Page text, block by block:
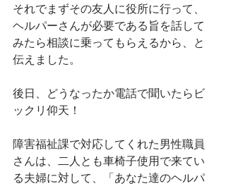
それでまずその友人に役所に行って、
ヘルパーさんが必要である旨を話して
みたら相談に乗ってもらえるから、と
伝えました。
後日、どうなったか電話で聞いたらビ
ックリ仰天！
障害福祉課で対応してくれた男性職員
さんは、二人とも車椅子使用で来てい
る夫婦に対して、「あなた達のヘルパ